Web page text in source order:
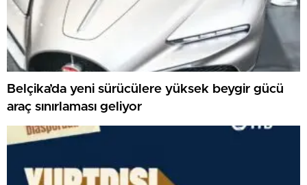
Belçika’da yeni sürücülere yüksek beygir gücü
araç sınırlaması geliyor